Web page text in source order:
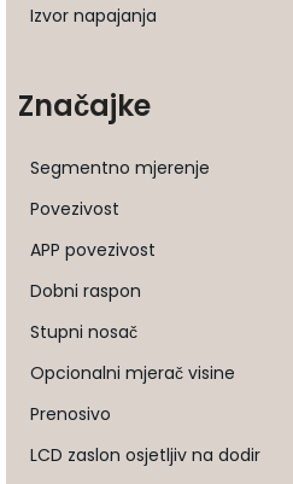
Izvor napajanja
Značajke
Segmentno mjerenje
Povezivost
APP povezivost
Dobni raspon
Stupni nosač
Opcionalni mjerač visine
Prenosivo
LCD zaslon osjetljiv na dodir